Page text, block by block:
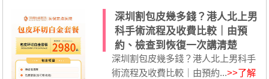
深圳割包皮幾多錢？港人北上男
科手術流程及收費比較｜由預
約、檢查到恢復一次講清楚
深圳割包皮幾多錢？港人北上男科手
術流程及收費比較｜由預約...>>了解